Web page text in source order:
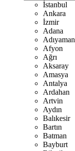
İstanbul
Ankara
İzmir
Adana
Adıyaman
Afyon
Ağrı
Aksaray
Amasya
Antalya
Ardahan
Artvin
Aydın
Balıkesir
Bartın
Batman
Bayburt